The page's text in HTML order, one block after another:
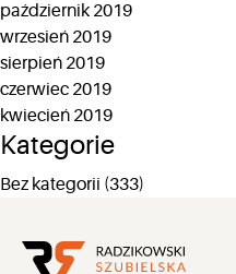
październik 2019
wrzesień 2019
sierpień 2019
czerwiec 2019
kwiecień 2019
Kategorie
Bez kategorii (333)